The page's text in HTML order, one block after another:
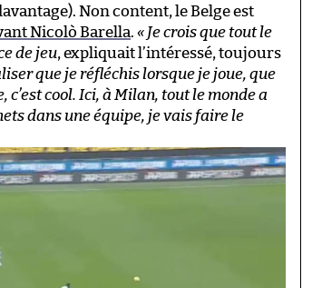
Non content, le Belge est
Nicolò Barella. « Je crois que tout le
de jeu, expliquait l’intéressé, toujours
que je réfléchis lorsque je joue, que
c’est cool. Ici, à Milan, tout le monde a
dans une équipe, je vais faire le